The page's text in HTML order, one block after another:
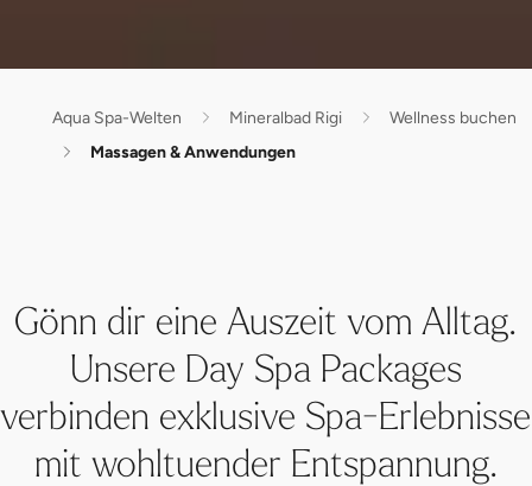
Aqua Spa-Welten Mineralbad Rigi
Wellness buchen
Massagen & Anwendungen
Gönn dir eine Auszeit vom Alltag.
Unsere Day Spa Packages
verbinden exklusive Spa-Erlebnisse
mit wohltuender Entspannung.